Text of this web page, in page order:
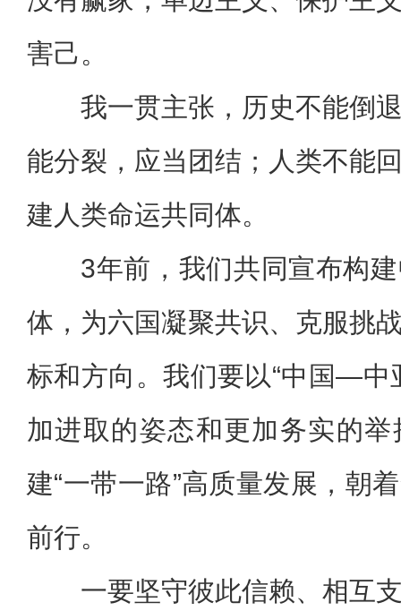
害己。
我一贯主张，历史不能倒
能分裂，应当团结；人类不能
建人类命运共同体。
3年前，我们共同宣布构
体，为六国凝聚共识、克服挑
标和方向。我们要以“中国—中
加进取的姿态和更加务实的
建“一带一路”高质量发展，朝
前行。
一要坚守彼此信赖、相互